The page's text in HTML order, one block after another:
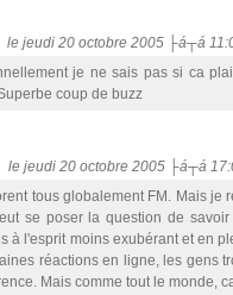
le jeudi 20 octobre 2005 ├á┬á
je ne sais pas si ca
coup de buzz
le jeudi 20 octobre 2005 ├á┬á
tous globalement FM. Mais je
se poser la question de
à l'esprit moins exubérant et en
réactions en ligne, les gens
Mais comme tout le monde,